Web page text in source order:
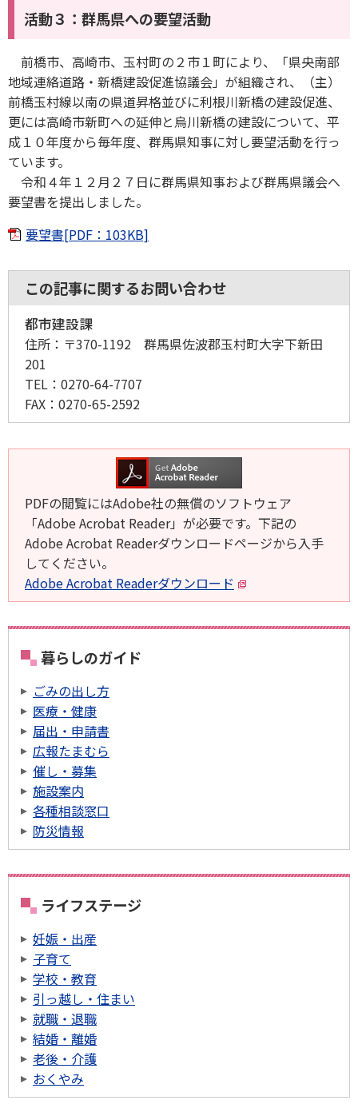
活動３：群馬県への要望活動
前橋市、高崎市、玉村町の２市１町により、「県央南部
地域連絡道路・新橋建設促進協議会」が組織され、（主）
前橋玉村線以南の県道昇格並びに利根川新橋の建設促進、
更には高崎市新町への延伸と烏川新橋の建設について、平
成１０年度から毎年度、群馬県知事に対し要望活動を行っ
ています。
令和４年１２月２７日に群馬県知事および群馬県議会へ
要望書を提出しました。
要望書[PDF：103KB]
この記事に関するお問い合わせ
都市建設課
住所： 〒370-1192 群馬県佐波郡玉村町大字下新田
201
TEL： 0270-64-7707
FAX： 0270-65-2592
PDFの閲覧にはAdobe社の無償のソフトウェア
「Adobe Acrobat Reader」が必要です。下記の
Adobe Acrobat Readerダウンロードページから入手
してください。
Adobe Acrobat Readerダウンロード
暮らしのガイド
ごみの出し方
医療・健康
届出・申請書
広報たまむら
催し・募集
施設案内
各種相談窓口
防災情報
ライフステージ
妊娠・出産
子育て
学校・教育
引っ越し・住まい
就職・退職
結婚・離婚
老後・介護
おくやみ